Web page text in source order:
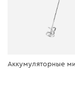
Аккумуляторные